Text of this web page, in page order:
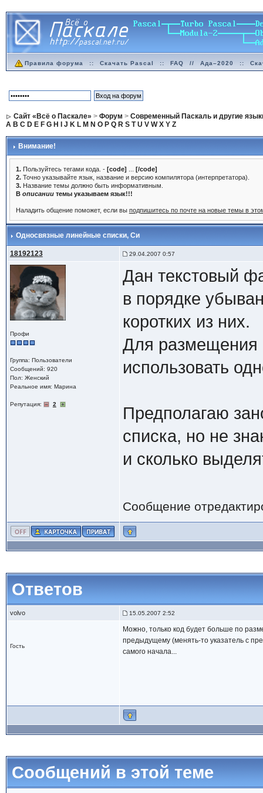
Правила форума :: Скачать Pascal :: FAQ // Ада–2020 ::
Сайт «Всё о Паскале» > Форум > Современный Паскаль и другие
A B C D E F G H J K L M N O P Q R S T U V W X Y Z
Внимание!
1.Пользуйтесь тегами кода. - [code]
[/code]
2.Точно указывайте язык, название и версию компилятора (интерпретатора).
3.Название темы должно быть информативным.
В описаниитемы указываем язык!!!
Наладить общение поможет, если вы подпишитесь по почте на новые темы в
Односвязные линейные списки, Си
18192123 29.04.2007 0:57
Профи
Группа: Пользователи
Сообщений: 920
Пол: Женский
Реальное имя: Марина
Репутация: 2
Дан текстовый
в порядке
коротких из них.
Для размещения
использовать
Предполагаю
списка, но не
и сколько
Сообщение
Ответов
volvo 15.05.2007 2:52
Гость
Можно, только код будет больше по
предыдущему (менять-то указатель с
самого начала...
Сообщений в этой теме